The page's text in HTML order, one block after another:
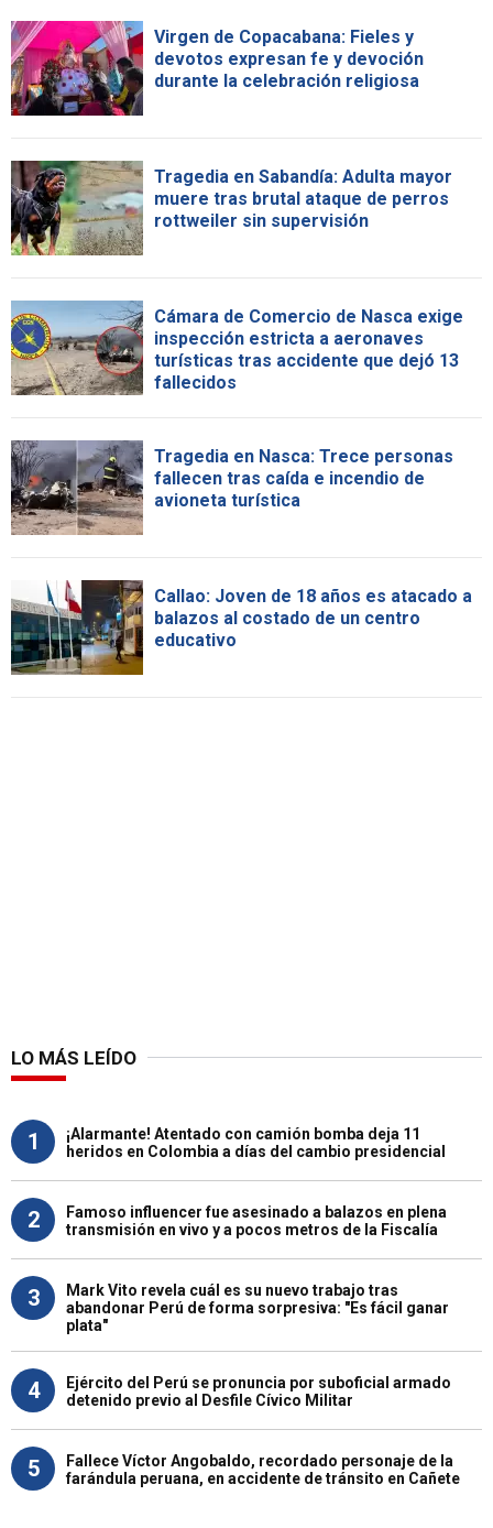
Virgen de Copacabana: Fieles y
devotos expresan fe y devoción
durante la celebración religiosa
Tragedia en Sabandía: Adulta mayor
muere tras brutal ataque de perros
rottweiler sin supervisión
Cámara de Comercio de Nasca exige
inspección estricta a aeronaves
turísticas tras accidente que dejó 13
fallecidos
Tragedia en Nasca: Trece personas
fallecen tras caída e incendio de
avioneta turística
Callao: Joven de 18 años es atacado a
balazos al costado de un centro
educativo
LO MÁS LEÍDO
1
¡Alarmante! Atentado con camión bomba deja 11
heridos en Colombia a días del cambio presidencial
2
Famoso influencer fue asesinado a balazos en plena
transmisión en vivo y a pocos metros de la Fiscalía
3
Mark Vito revela cuál es su nuevo trabajo tras
abandonar Perú de forma sorpresiva: "Es fácil ganar
plata"
4
Ejército del Perú se pronuncia por suboficial armado
detenido previo al Desfile Cívico Militar
5
Fallece Víctor Angobaldo, recordado personaje de la
farándula peruana, en accidente de tránsito en Cañete